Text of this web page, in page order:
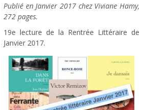
Publié en Janvier 2017 chez Viviane Hamy,
272 pages.
19e lecture de la Rentrée Littéraire de
Janvier 2017.